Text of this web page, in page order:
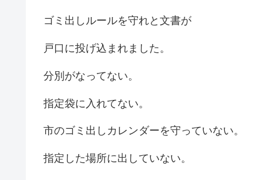
ゴミ出しルールを守れと文書が
戸口に投げ込まれました。
分別がなってない。
指定袋に入れてない。
市のゴミ出しカレンダーを守っていない。
指定した場所に出していない。